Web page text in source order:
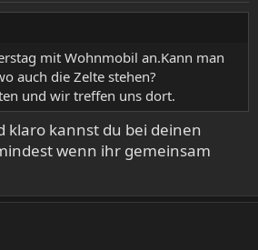
mit Wohnmobil an.Kann man
auch die Zelte stehen?
und wir treffen uns dort.
klaro kannst du bei deinen
wenn ihr gemeinsam